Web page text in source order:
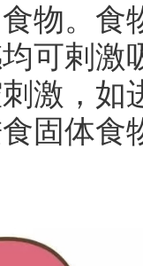
物。
可剌激
激，如
固体食